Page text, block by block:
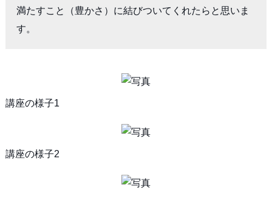
満たすこと（豊かさ）に結びついてくれたらと思いま
す。
講座の様子1
講座の様子2